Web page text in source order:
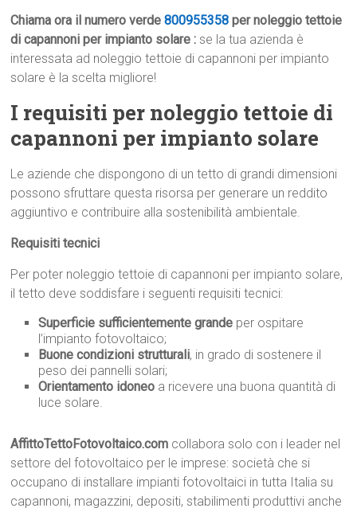
Chiama ora il numero verde800955358 per noleggio tettoie
di capannoni per impianto solare : se la tua azienda è
interessata ad noleggio tettoie di capannoni per impianto
solare è la scelta migliore!
I requisiti per noleggio tettoie di
capannoni per impianto solare
Le aziende che dispongono di un tetto di grandi dimensioni
possono sfruttare questa risorsa per generare un reddito
aggiuntivo e contribuire alla sostenibilità ambientale.
Requisiti tecnici
Per poter noleggio tettoie di capannoni per impianto solare,
il tetto deve soddisfare i seguenti requisiti tecnici:
Superficie sufficientemente grande per ospitare
l’impianto fotovoltaico;
Buone condizioni strutturali, in grado di sostenere il
peso dei pannelli solari;
Orientamento idoneo a ricevere una buona quantità di
luce solare.
AffittoTettoFotovoltaico.com collabora solo con i leader nel
settore del fotovoltaico per le imprese: società che si
occupano di installare impianti fotovoltaici in tutta Italia su
capannoni, magazzini, depositi, stabilimenti produttivi anche